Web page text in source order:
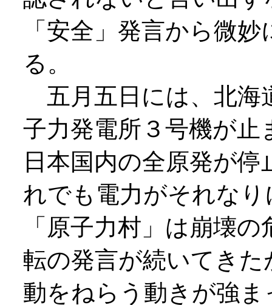
「安全」発言から微
る。
五月五日には、北海
子力発電所３号機が
日本国内の全原発が
れでも電力がそれな
「原子力村」は崩壊
転の発言が続いてき
動をねらう動きが強